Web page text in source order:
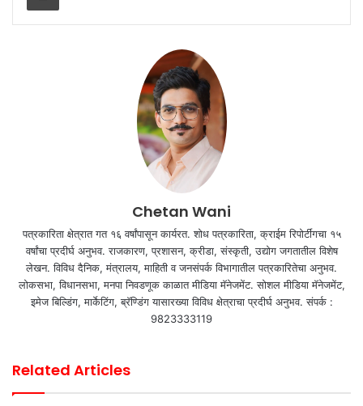
Chetan Wani
पत्रकारिता क्षेत्रात गत १६ वर्षांपासून कार्यरत. शोध पत्रकारिता, क्राईम रिपोर्टींगचा १५
वर्षांचा प्रदीर्घ अनुभव. राजकारण, प्रशासन, क्रीडा, संस्कृती, उद्योग जगतातील विशेष
लेखन. विविध दैनिक, मंत्रालय, माहिती व जनसंपर्क विभागातील पत्रकारितेचा अनुभव.
लोकसभा, विधानसभा, मनपा निवडणूक काळात मीडिया मॅनेजमेंट. सोशल मीडिया मॅनेजमेंट,
इमेज बिल्डिंग, मार्केटिंग, ब्रॅण्डिंग यासारख्या विविध क्षेत्राचा प्रदीर्घ अनुभव. संपर्क :
9823333119
Related Articles